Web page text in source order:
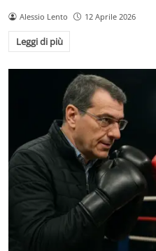
Alessio Lento 12 Aprile 2026
Leggi di più